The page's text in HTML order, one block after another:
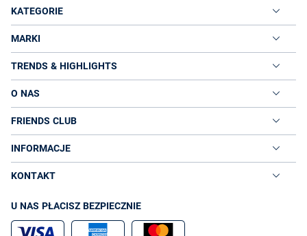
KATEGORIE
MARKI
TRENDS & HIGHLIGHTS
O NAS
FRIENDS CLUB
INFORMACJE
KONTAKT
U NAS PŁACISZ BEZPIECZNIE